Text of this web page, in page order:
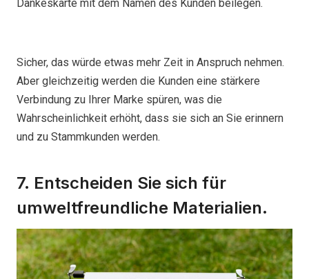
Dankeskarte mit dem Namen des Kunden beilegen.
Sicher, das würde etwas mehr Zeit in Anspruch nehmen.
Aber gleichzeitig werden die Kunden eine stärkere
Verbindung zu Ihrer Marke spüren, was die
Wahrscheinlichkeit erhöht, dass sie sich an Sie erinnern
und zu Stammkunden werden.
7. Entscheiden Sie sich für
umweltfreundliche Materialien.